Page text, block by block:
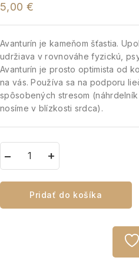
5,00 €
Avanturín je kameňom šťastia.
udržiava v rovnováhe fyzickú,
Avanturín je prosto optimista od
na vás. Používa sa na podporu
spôsobených stresom
nosíme v blízkosti srdca).
Pridať do košíka